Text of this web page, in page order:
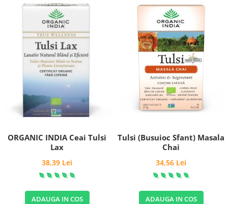
ORGANIC INDIA Ceai Tulsi
Lax
38,39 Lei
ADAUGA IN COS
Tulsi (Busuioc Sfant) Masala
Chai
34,56 Lei
ADAUGA IN COS